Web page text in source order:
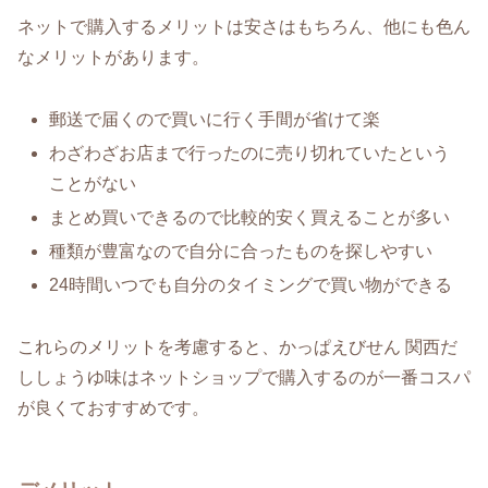
ネットで購入するメリットは安さはもちろん、他にも色ん
なメリットがあります。
郵送で届くので買いに行く手間が省けて楽
わざわざお店まで行ったのに売り切れていたという
ことがない
まとめ買いできるので比較的安く買えることが多い
種類が豊富なので自分に合ったものを探しやすい
24時間いつでも自分のタイミングで買い物ができる
これらのメリットを考慮すると、かっぱえびせん 関西だ
ししょうゆ味はネットショップで購入するのが一番コスパ
が良くておすすめです。